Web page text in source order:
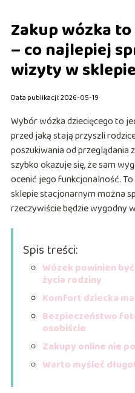
Zakup wózka
– co najlepiej
wizyty w
Data publikacji: 2026-05-19
Wybór wózka dziecięcego to
przed jaką stają przyszli
poszukiwania od przeglądania
szybko okazuje się, że sam
ocenić jego funkcjonalność.
sklepie stacjonarnym można
rzeczywiście będzie wygodny
Spis treści:
Wózek powinien
życia rodziny
Komfort dziecka
Bezpieczeństwo
osobiście
Zakupy online nie
Warto myśleć